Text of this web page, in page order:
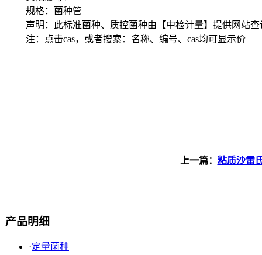
规格：菌种管
声明：此标准菌种、质控菌种由【中检计量】提供网站查
注：点击cas，或者搜索：名称、编号、cas均可显示价
上一篇： 粘质沙雷
产品明细
·定量菌种